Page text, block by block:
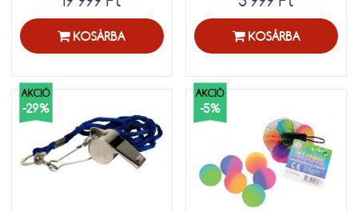
KOSÁRBA KOSÁRBA
AKCIÓ
-29%
AKCIÓ
-5%